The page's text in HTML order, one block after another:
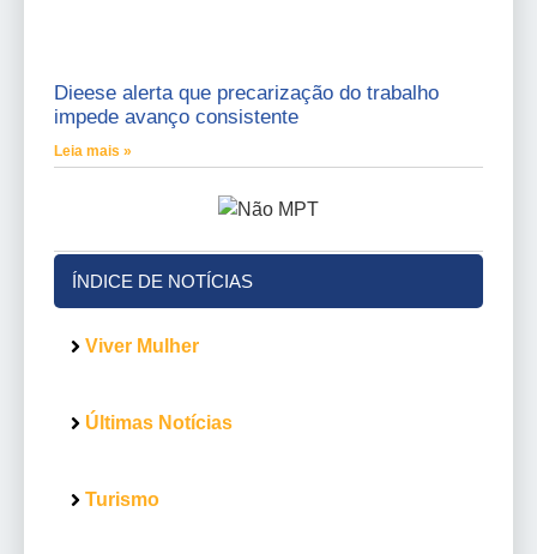
Dieese alerta que precarização do trabalho
impede avanço consistente
Leia mais »
ÍNDICE DE NOTÍCIAS
Viver Mulher
Últimas Notícias
Turismo